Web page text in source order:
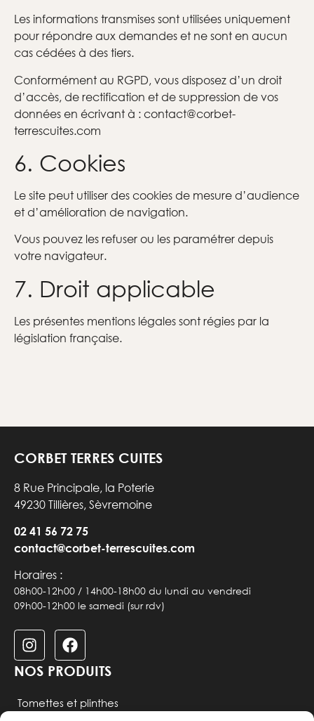
Les informations transmises sont utilisées uniquement
pour répondre aux demandes et ne sont en aucun
cas cédées à des tiers.
Conformément au RGPD, vous disposez d’un droit
d’accès, de rectification et de suppression de vos
données en écrivant à : contact@corbet-
terrescuites.com
6. Cookies
Le site peut utiliser des cookies de mesure d’audience
et d’amélioration de navigation.
Vous pouvez les refuser ou les paramétrer depuis
votre navigateur.
7. Droit applicable
Les présentes mentions légales sont régies par la
législation française.
CORBET TERRES CUITES
8 Rue Principale, la Poterie
49230 Tillières, Sèvremoine
02 41 56 72 75
contact@corbet-terrescuites.com
Horaires :
08h00-12h00 / 14h00-18h00 du lundi au vendredi
09h00-12h00 le samedi (sur rdv)
NOS PRODUITS
Tomettes et plinthes